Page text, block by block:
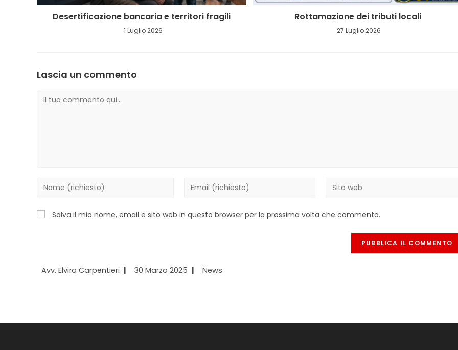
Desertificazione bancaria e territori fragili
1 Luglio 2026
Rottamazione dei tributi locali
27 Luglio 2026
Lascia un commento
Commento
Inserisci
tuo
nome
per
Inserisci
indirizzo
Inserisci
(facoltativo)
Salva il mio nome, email e sito web in questo browser per la prossima volta che commento.
Autore
Avv. Elvira Carpentieri
Articolo
30 Marzo 2025
Categoria
News